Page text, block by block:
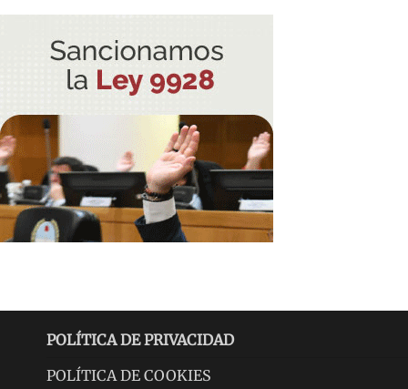
POLÍTICA DE PRIVACIDAD
POLÍTICA DE COOKIES